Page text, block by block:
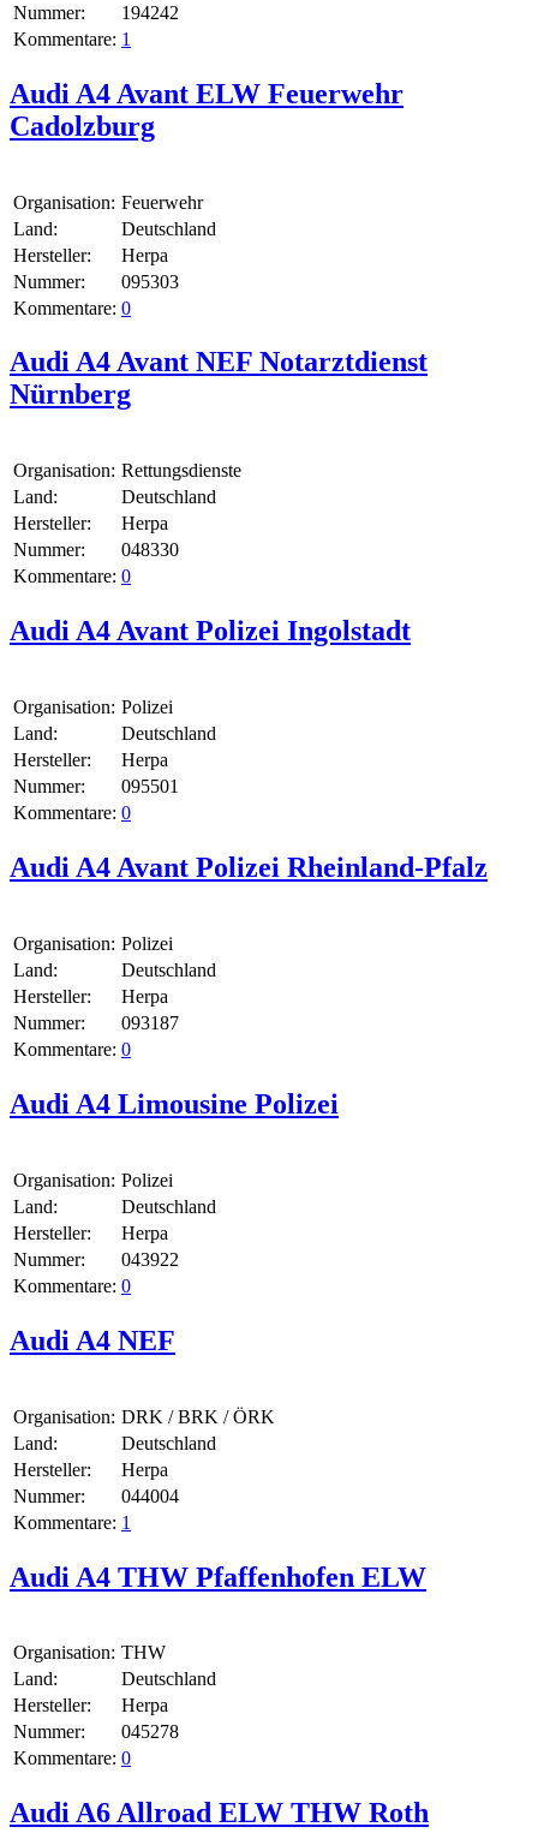
Nummer:
194242
Kommentare: 1
Audi A4 Avant ELW Feuerwehr
Cadolzburg
Organisation: Feuerwehr
Land:
Deutschland
Hersteller:
Herpa
Nummer:
095303
Kommentare: 0
Audi A4 Avant NEF Notarztdienst
Nürnberg
Organisation: Rettungsdienste
Land:
Deutschland
Hersteller:
Herpa
Nummer:
048330
Kommentare: 0
Audi A4 Avant Polizei Ingolstadt
Organisation: Polizei
Land:
Deutschland
Hersteller:
Herpa
Nummer:
095501
Kommentare: 0
Audi A4 Avant Polizei Rheinland-Pfalz
Organisation: Polizei
Land:
Deutschland
Hersteller:
Herpa
Nummer:
093187
Kommentare: 0
Audi A4 Limousine Polizei
Organisation: Polizei
Land:
Deutschland
Hersteller:
Herpa
Nummer:
043922
Kommentare: 0
Audi A4 NEF
Organisation: DRK / BRK / ÖRK
Land:
Deutschland
Hersteller:
Herpa
Nummer:
044004
Kommentare: 1
Audi A4 THW Pfaffenhofen ELW
Organisation: THW
Land:
Deutschland
Hersteller:
Herpa
Nummer:
045278
Kommentare: 0
Audi A6 Allroad ELW THW Roth